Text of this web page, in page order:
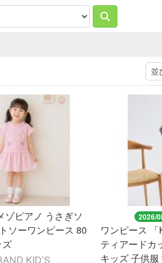
ゾピアノ うさぎソ
ソーワンピース 80
ズ
KID’S
2026/
ワンピース
ティアードカ
キッズ 子供服